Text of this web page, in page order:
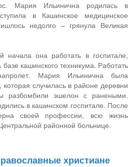
Мария Ильинична родилась в
в Кашинское медицинское
недолго – грянула Великая
начала она работать в госпитале,
кашинского техникума. Работать
Мария Ильинична была
которая случилась в районе деревни
разбомбили эшелон с ранеными.
в кашинском госпитале. После
своей профессии, всю жизнь
районной больнице.
христиане